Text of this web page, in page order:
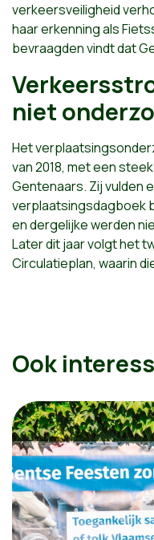
verkeersveiligheid
haar erkenning als
bevraagden vindt dat
niet
Het
van 2018, met een
Gentenaars. Zij vulden
verplaatsingsdagboek
en dergelijke werden
Later dit jaar volgt het
Circulatieplan, waarin
Ook